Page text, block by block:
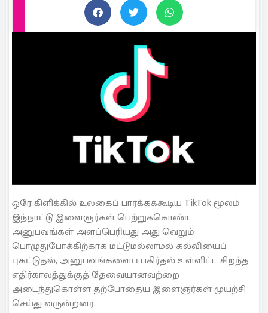
ஒரே கிளிக்கில் உலகைப் பார்க்கக்கூடிய TikTok மூலம்
இந்நாட்டு இளைஞர்கள் பெற்றுக்கொண்ட
அனுபவங்கள் அளப்பெரியது அது வெறும்
பொழுதுபோக்கிற்காக மட்டுமல்லாமல் கல்வியைப்
புகட்டுதல், அனுபவங்களைப் பகிர்தல் உள்ளிட்ட சிறந்த
எதிர்காலத்துக்குத் தேவையானவற்றை
அடைந்துகொள்ள தற்போதைய இளைஞர்கள் முயற்சி
செய்து வருன்றனர்.